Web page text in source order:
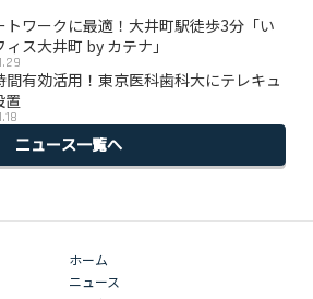
トワークに最適！大井町駅徒歩3分「い
ィス大井町 by カテナ」
間有効活用！東京医科歯科大にテレキュ
置
ニュース一覧へ
ホーム
ニュース